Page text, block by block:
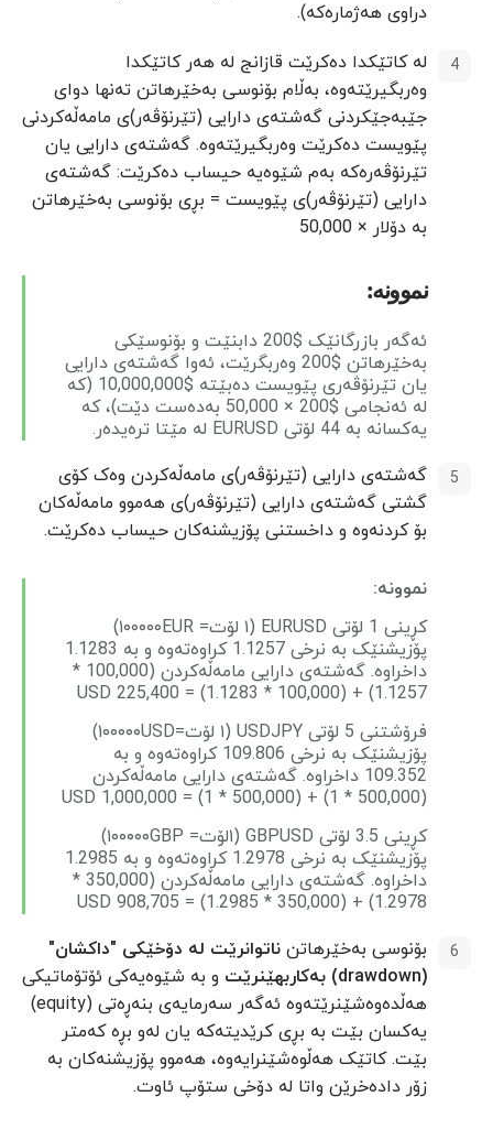
دراوی هەژمارەکە).
لە کاتێکدا دەکرێت قازانج لە هەر کاتێکدا
وەربگیرێتەوە، بەڵام بۆنوسی بەخێرهاتن تەنها دوای
جێبەجێکردنی گەشتەی دارایی (تێرنۆڤەر)ی مامەڵەکردنی
پێویست دەکرێت وەربگیرێتەوە. گەشتەی دارایی یان
تێرنۆڤەرەکە بەم شێوەیە حیساب دەکرێت: گەشتەی
دارایی (تێرنۆڤەر)ی پێویست = بڕی بۆنوسی بەخێرهاتن
بە دۆلار × 50,000
نموونە:
ئەگەر بازرگانێک $200 دابنێت و بۆنوسێکی
بەخێرهاتن $200 وەربگرێت، ئەوا گەشتەی دارایی
یان تێرنۆڤەری پێویست دەبێتە $10,000,000 (کە
لە ئەنجامی $200 × 50,000 بەدەست دێت)، کە
یەکسانە بە 44 لۆتی EURUSD لە مێتا ترەیدەر.
گەشتەی دارایی (تێرنۆڤەر)ی مامەڵەکردن وەک کۆی
گشتی گەشتەی دارایی (تێرنۆڤەر)ی هەموو مامەڵەکان
بۆ کردنەوە و داخستنی پۆزیشنەکان حیساب دەکرێت.
نموونە:
کڕینی 1 لۆتی EURUSD (١ لۆت= ١٠٠٠٠٠EUR)
پۆزیشنێک بە نرخی 1.1257 کراوەتەوە و بە 1.1283
داخراوە. گەشتەی دارایی مامەڵەکردن (100,000 *
1.1257) + (100,000 * 1.1283) = 225,400 USD
فرۆشتنی 5 لۆتی USDJPY (١ لۆت=١٠٠٠٠٠USD)
پۆزیشنێک بە نرخی 109.806 کراوەتەوە و بە
109.352 داخراوە. گەشتەی دارایی مامەڵەکردن
(500,000 * 1) + (500,000 * 1) = 1,000,000 USD
کڕینی 3.5 لۆتی GBPUSD (١لۆت= ١٠٠٠٠٠GBP)
پۆزیشنێک بە نرخی 1.2978 کراوەتەوە و بە 1.2985
داخراوە. گەشتەی دارایی مامەڵەکردن (350,000 *
1.2978) + (350,000 * 1.2985) = 908,705 USD
بۆنوسی بەخێرهاتن ناتوانرێت لە دۆخێکی "داکشان"
(drawdown) بەکاربهێنرێت
و بە شێوەیەکی ئۆتۆماتیکی
هەڵدەوەشێنرێتەوە ئەگەر سەرمایەی بنەڕەتی (equity)
یەکسان بێت بە بڕی کرێدیتەکە یان لەو بڕە کەمتر
بێت. کاتێک هەڵوەشێنرایەوە، هەموو پۆزیشنەکان بە
زۆر دادەخرێن واتا لە دۆخی ستۆپ ئاوت.